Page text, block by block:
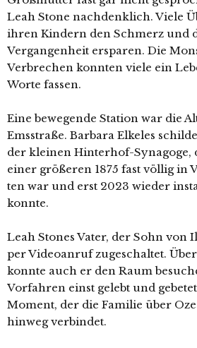
Leah Stone nach­denk­lich. Viele
ihren Kindern den Schmerz und
Vergangenheit erspa­ren. Die
Verbrechen konn­ten vie­le ein
Worte fas­sen.
Eine bewe­gen­de Station war die
Emsstraße. Barbara Elkeles
der klei­nen Hinterhof-Synagoge,
einer grö­ße­ren 1875 fast völ­lig in
ten war und erst 2023 wie­der
konn­te.
Leah Stones Vater, der Sohn von
per Videoanruf zuge­schal­tet.
konn­te auch er den Raum
Vorfahren einst gelebt und
Moment, der die Familie über
hin­weg ver­bin­det.